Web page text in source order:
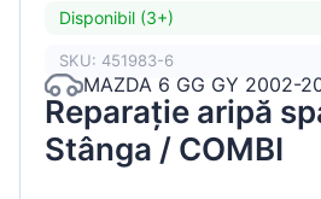
Disponibil (3+)
SKU: 451983-6
MAZDA 6 GG GY 2002-
Reparație aripă
Stânga / COMBI